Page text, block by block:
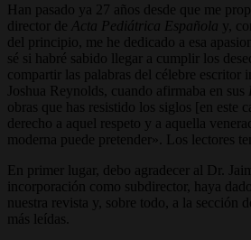
Han pasado ya 27 años desde que me
director de
Acta Pediátrica Española y,
del principio, me he dedicado a esa
sé si habré sabido llegar a cumplir los
compartir las palabras del célebre escritor
Joshua Reynolds, cuando afirmaba en sus
obras que has resistido los siglos [en este
derecho a aquel respeto y a aquella
moderna puede pretender». Los lectores
En primer lugar, debo agradecer al Dr.
incorporación como subdirector, haya
nuestra revista y, sobre todo, a la sección
más leídas.